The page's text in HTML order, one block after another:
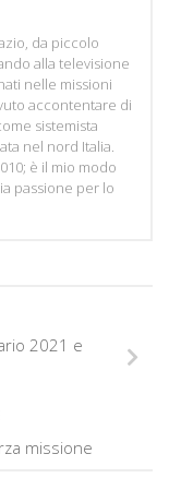
da piccolo
alla televisione
nelle missioni
accontentare di
sistemista
nel nord Italia.
è il mio modo
passione per lo
2021 e
missione